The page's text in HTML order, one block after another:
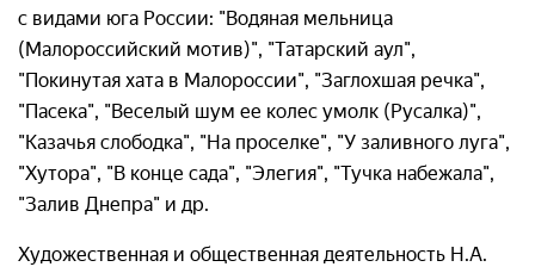
с видами юга России: "Водяная мельница
(Малороссийский мотив)", "Татарский аул",
"Покинутая хата в Малороссии", "Заглохшая речка",
"Пасека", "Веселый шум ее колес умолк (Русалка)",
"Казачья слободка", "На проселке", "У заливного луга",
"Хутора", "В конце сада", "Элегия", "Тучка набежала",
"Залив Днепра" и др.
Художественная и общественная деятельность Н.А.